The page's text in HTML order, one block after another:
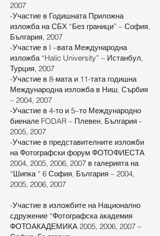
2007
-Участие в Годишната Приложна
изложба на СБХ “Без граници” – София,
България, 2007
-Участие в I –вата Международна
изложба “Halic University” – Истанбул,
Турция, 2007
-Участие в 8-мата и 11-тата годишна
Международна изложба в Ниш, Сърбия
– 2004, 2007
-Участие в 4-то и 5–то Международно
биенале FODAR – Плевен, България -
2005, 2007
-Участие в представителните изложби
на Фотографски форум ФОТОФИЕСТА
2004, 2005, 2006, 2007 в галерията на
“Шипка “ 6 София, България – 2004,
2005, 2006, 2007
-Участие в изложбите на Национално
сдружение “Фотографска академия
ФОТОАКАДЕМИКА 2005, 2006, 2007 –